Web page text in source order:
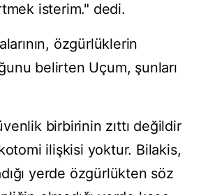
isterim." dedi.
özgürlüklerin
belirten Uçum, şunları
birbirinin zıttı değildir
ilişkisi yoktur. Bilakis,
yerde özgürlükten söz